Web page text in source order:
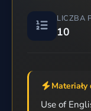
LICZBA
10
Use of